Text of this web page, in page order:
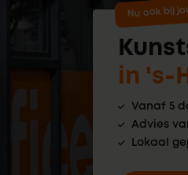
Nu ook bij
in 's-
Vanaf 5
Advies
Lokaal